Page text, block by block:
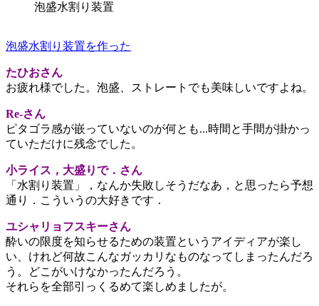
泡盛水割り装置
泡盛水割り装置を作った
たひおさん
お疲れ様でした。泡盛、ストレートでも美味しいですよね。
Re-さん
ピタゴラ感が嵌っていないのが何とも...時間と手間が掛かっ
ていただけに残念でした。
小ライス，大盛りで．さん
「水割り装置」，なんか失敗しそうだなあ，と思ったら予想
通り．こういうの大好きです．
ユシャリョフスキーさん
酔いの限度を知らせるための装置というアイディアが楽し
い、けれど何故こんなガッカリなものなってしまったんだろ
う。どこがいけなかったんだろう。
それらを全部引っくるめて楽しめましたが。